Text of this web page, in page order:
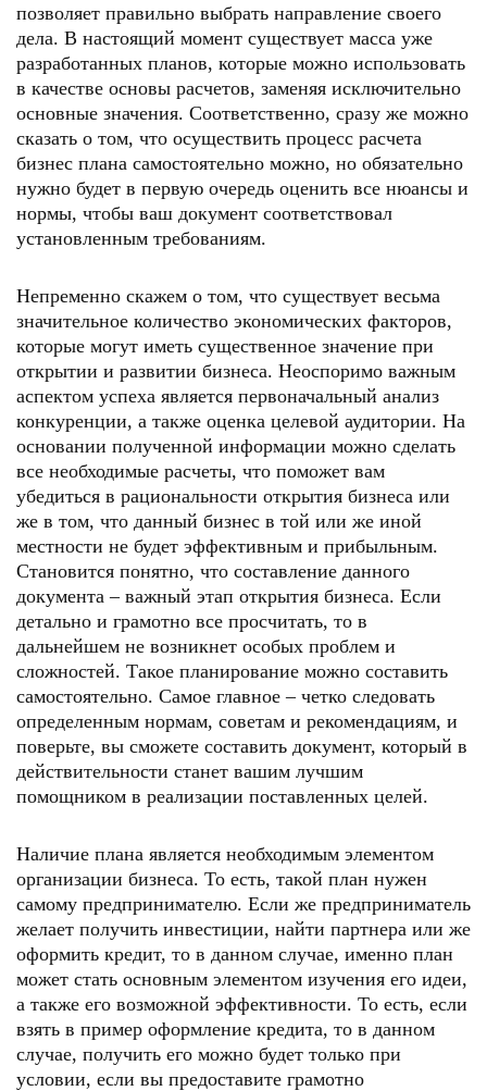
позволяет правильно выбрать направление своего
дела. В настоящий момент существует масса уже
разработанных планов, которые можно использовать
в качестве основы расчетов, заменяя исключительно
основные значения. Соответственно, сразу же можно
сказать о том, что осуществить процесс расчета
бизнес плана самостоятельно можно, но обязательно
нужно будет в первую очередь оценить все нюансы и
нормы, чтобы ваш документ соответствовал
установленным требованиям.
Непременно скажем о том, что существует весьма
значительное количество экономических факторов,
которые могут иметь существенное значение при
открытии и развитии бизнеса. Неоспоримо важным
аспектом успеха является первоначальный анализ
конкуренции, а также оценка целевой аудитории. На
основании полученной информации можно сделать
все необходимые расчеты, что поможет вам
убедиться в рациональности открытия бизнеса или
же в том, что данный бизнес в той или же иной
местности не будет эффективным и прибыльным.
Становится понятно, что составление данного
документа – важный этап открытия бизнеса. Если
детально и грамотно все просчитать, то в
дальнейшем не возникнет особых проблем и
сложностей. Такое планирование можно составить
самостоятельно. Самое главное – четко следовать
определенным нормам, советам и рекомендациям, и
поверьте, вы сможете составить документ, который в
действительности станет вашим лучшим
помощником в реализации поставленных целей.
Наличие плана является необходимым элементом
организации бизнеса. То есть, такой план нужен
самому предпринимателю. Если же предприниматель
желает получить инвестиции, найти партнера или же
оформить кредит, то в данном случае, именно план
может стать основным элементом изучения его идеи,
а также его возможной эффективности. То есть, если
взять в пример оформление кредита, то в данном
случае, получить его можно будет только при
условии, если вы предоставите грамотно